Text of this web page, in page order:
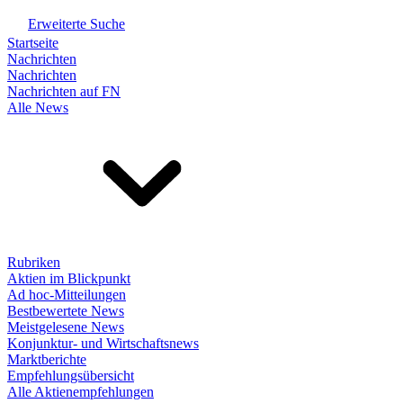
Erweiterte Suche
Startseite
Nachrichten
Nachrichten
Nachrichten auf FN
Alle News
Rubriken
Aktien im Blickpunkt
Ad hoc-Mitteilungen
Bestbewertete News
Meistgelesene News
Konjunktur- und Wirtschaftsnews
Marktberichte
Empfehlungsübersicht
Alle Aktienempfehlungen